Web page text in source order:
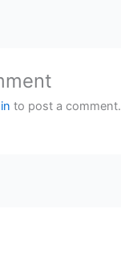
to post a comment.